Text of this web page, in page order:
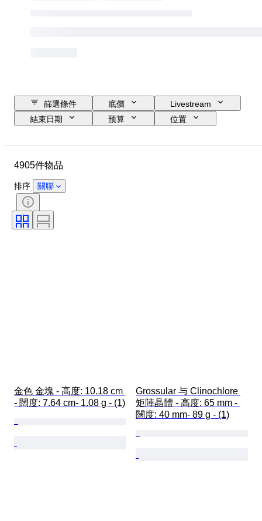
篩選條件 底價
Livestream
結束日期
预算
位置
狀態
證明
切割
礦物形態
原件/副本
4905件物品
排序 關聯
金色 金塊 - 高度: 10.18 cm
- 闊度: 7.64 cm- 1.08 g - (1)
Grossular 与 Clinochlore
矩陣晶體 - 高度: 65 mm -
闊度: 40 mm- 89 g - (1)